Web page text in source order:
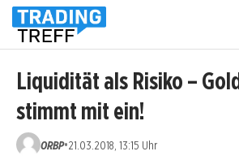
Liquidität als Risiko –
stimmt mit ein!
ORBP•21.03.2018, 13:15 Uhr